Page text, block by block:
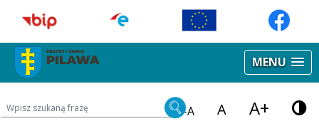
MENU
Wyszukiwarka treści na stronie -A A A+